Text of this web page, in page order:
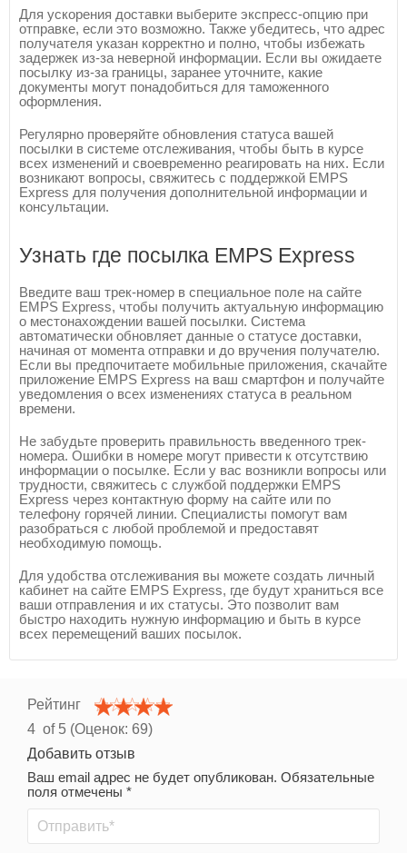
Для ускорения доставки выберите экспресс-опцию при
отправке, если это возможно. Также убедитесь, что адрес
получателя указан корректно и полно, чтобы избежать
задержек из-за неверной информации. Если вы ожидаете
посылку из-за границы, заранее уточните, какие
документы могут понадобиться для таможенного
оформления.
Регулярно проверяйте обновления статуса вашей
посылки в системе отслеживания, чтобы быть в курсе
всех изменений и своевременно реагировать на них. Если
возникают вопросы, свяжитесь с поддержкой EMPS
Express для получения дополнительной информации и
консультации.
Узнать где посылка EMPS Express
Введите ваш трек-номер в специальное поле на сайте
EMPS Express, чтобы получить актуальную информацию
о местонахождении вашей посылки. Система
автоматически обновляет данные о статусе доставки,
начиная от момента отправки и до вручения получателю.
Если вы предпочитаете мобильные приложения, скачайте
приложение EMPS Express на ваш смартфон и получайте
уведомления о всех изменениях статуса в реальном
времени.
Не забудьте проверить правильность введенного трек-
номера. Ошибки в номере могут привести к отсутствию
информации о посылке. Если у вас возникли вопросы или
трудности, свяжитесь с службой поддержки EMPS
Express через контактную форму на сайте или по
телефону горячей линии. Специалисты помогут вам
разобраться с любой проблемой и предоставят
необходимую помощь.
Для удобства отслеживания вы можете создать личный
кабинет на сайте EMPS Express, где будут храниться все
ваши отправления и их статусы. Это позволит вам
быстро находить нужную информацию и быть в курсе
всех перемещений ваших посылок.
Рейтинг
4 of 5 (Оценок: 69)
Добавить отзыв
Ваш email адрес не будет опубликован. Обязательные
поля отмечены *